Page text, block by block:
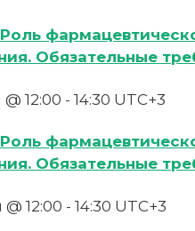
Обязательные
12:00 - 14:30 UTC+3
Обязательные
12:00 - 14:30 UTC+3